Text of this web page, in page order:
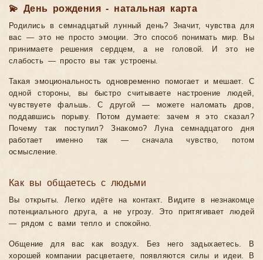
💫 День рождения - натальная карта
Родились в семнадцатый лунный день? Значит, чувства для
вас — это не просто эмоции. Это способ понимать мир. Вы
принимаете решения сердцем, а не головой. И это не
слабость — просто вы так устроены.
Такая эмоциональность одновременно помогает и мешает. С
одной стороны, вы быстро считываете настроение людей,
чувствуете фальшь. С другой — можете наломать дров,
поддавшись порыву. Потом думаете: зачем я это сказал?
Почему так поступил? Знакомо? Луна семнадцатого дня
работает именно так — сначала чувство, потом
осмысление.
Как вы общаетесь с людьми
Вы открыты. Легко идёте на контакт. Видите в незнакомце
потенциального друга, а не угрозу. Это притягивает людей
— рядом с вами тепло и спокойно.
Общение для вас как воздух. Без него задыхаетесь. В
хорошей компании расцветаете, появляются силы и идеи. В